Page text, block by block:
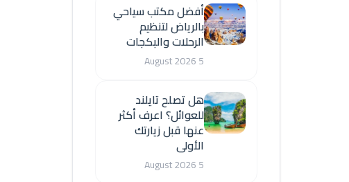
أفضل مكتب سياحي
بالرياض لتنظيم
الرحلات والبكجات
5 August 2026
هل تصلح تايلند
للعوائل؟ اعرف أكثر
عنها قبل زيارتك
الأولى
5 August 2026